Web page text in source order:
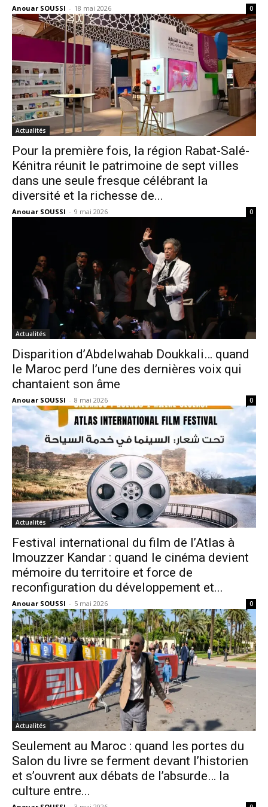
Anouar SOUSSI - 18 mai 2026 0
Actualités
Pour la première fois, la région Rabat-Salé-
Kénitra réunit le patrimoine de sept villes
dans une seule fresque célébrant la
diversité et la richesse de...
Anouar SOUSSI - 9 mai 2026 0
Actualités
Disparition d’Abdelwahab Doukkali… quand
le Maroc perd l’une des dernières voix qui
chantaient son âme
Anouar SOUSSI - 8 mai 2026 0
Actualités
Festival international du film de l’Atlas à
Imouzzer Kandar : quand le cinéma devient
mémoire du territoire et force de
reconfiguration du développement et...
Anouar SOUSSI - 5 mai 2026 0
Actualités
Seulement au Maroc : quand les portes du
Salon du livre se ferment devant l’historien
et s’ouvrent aux débats de l’absurde… la
culture entre...